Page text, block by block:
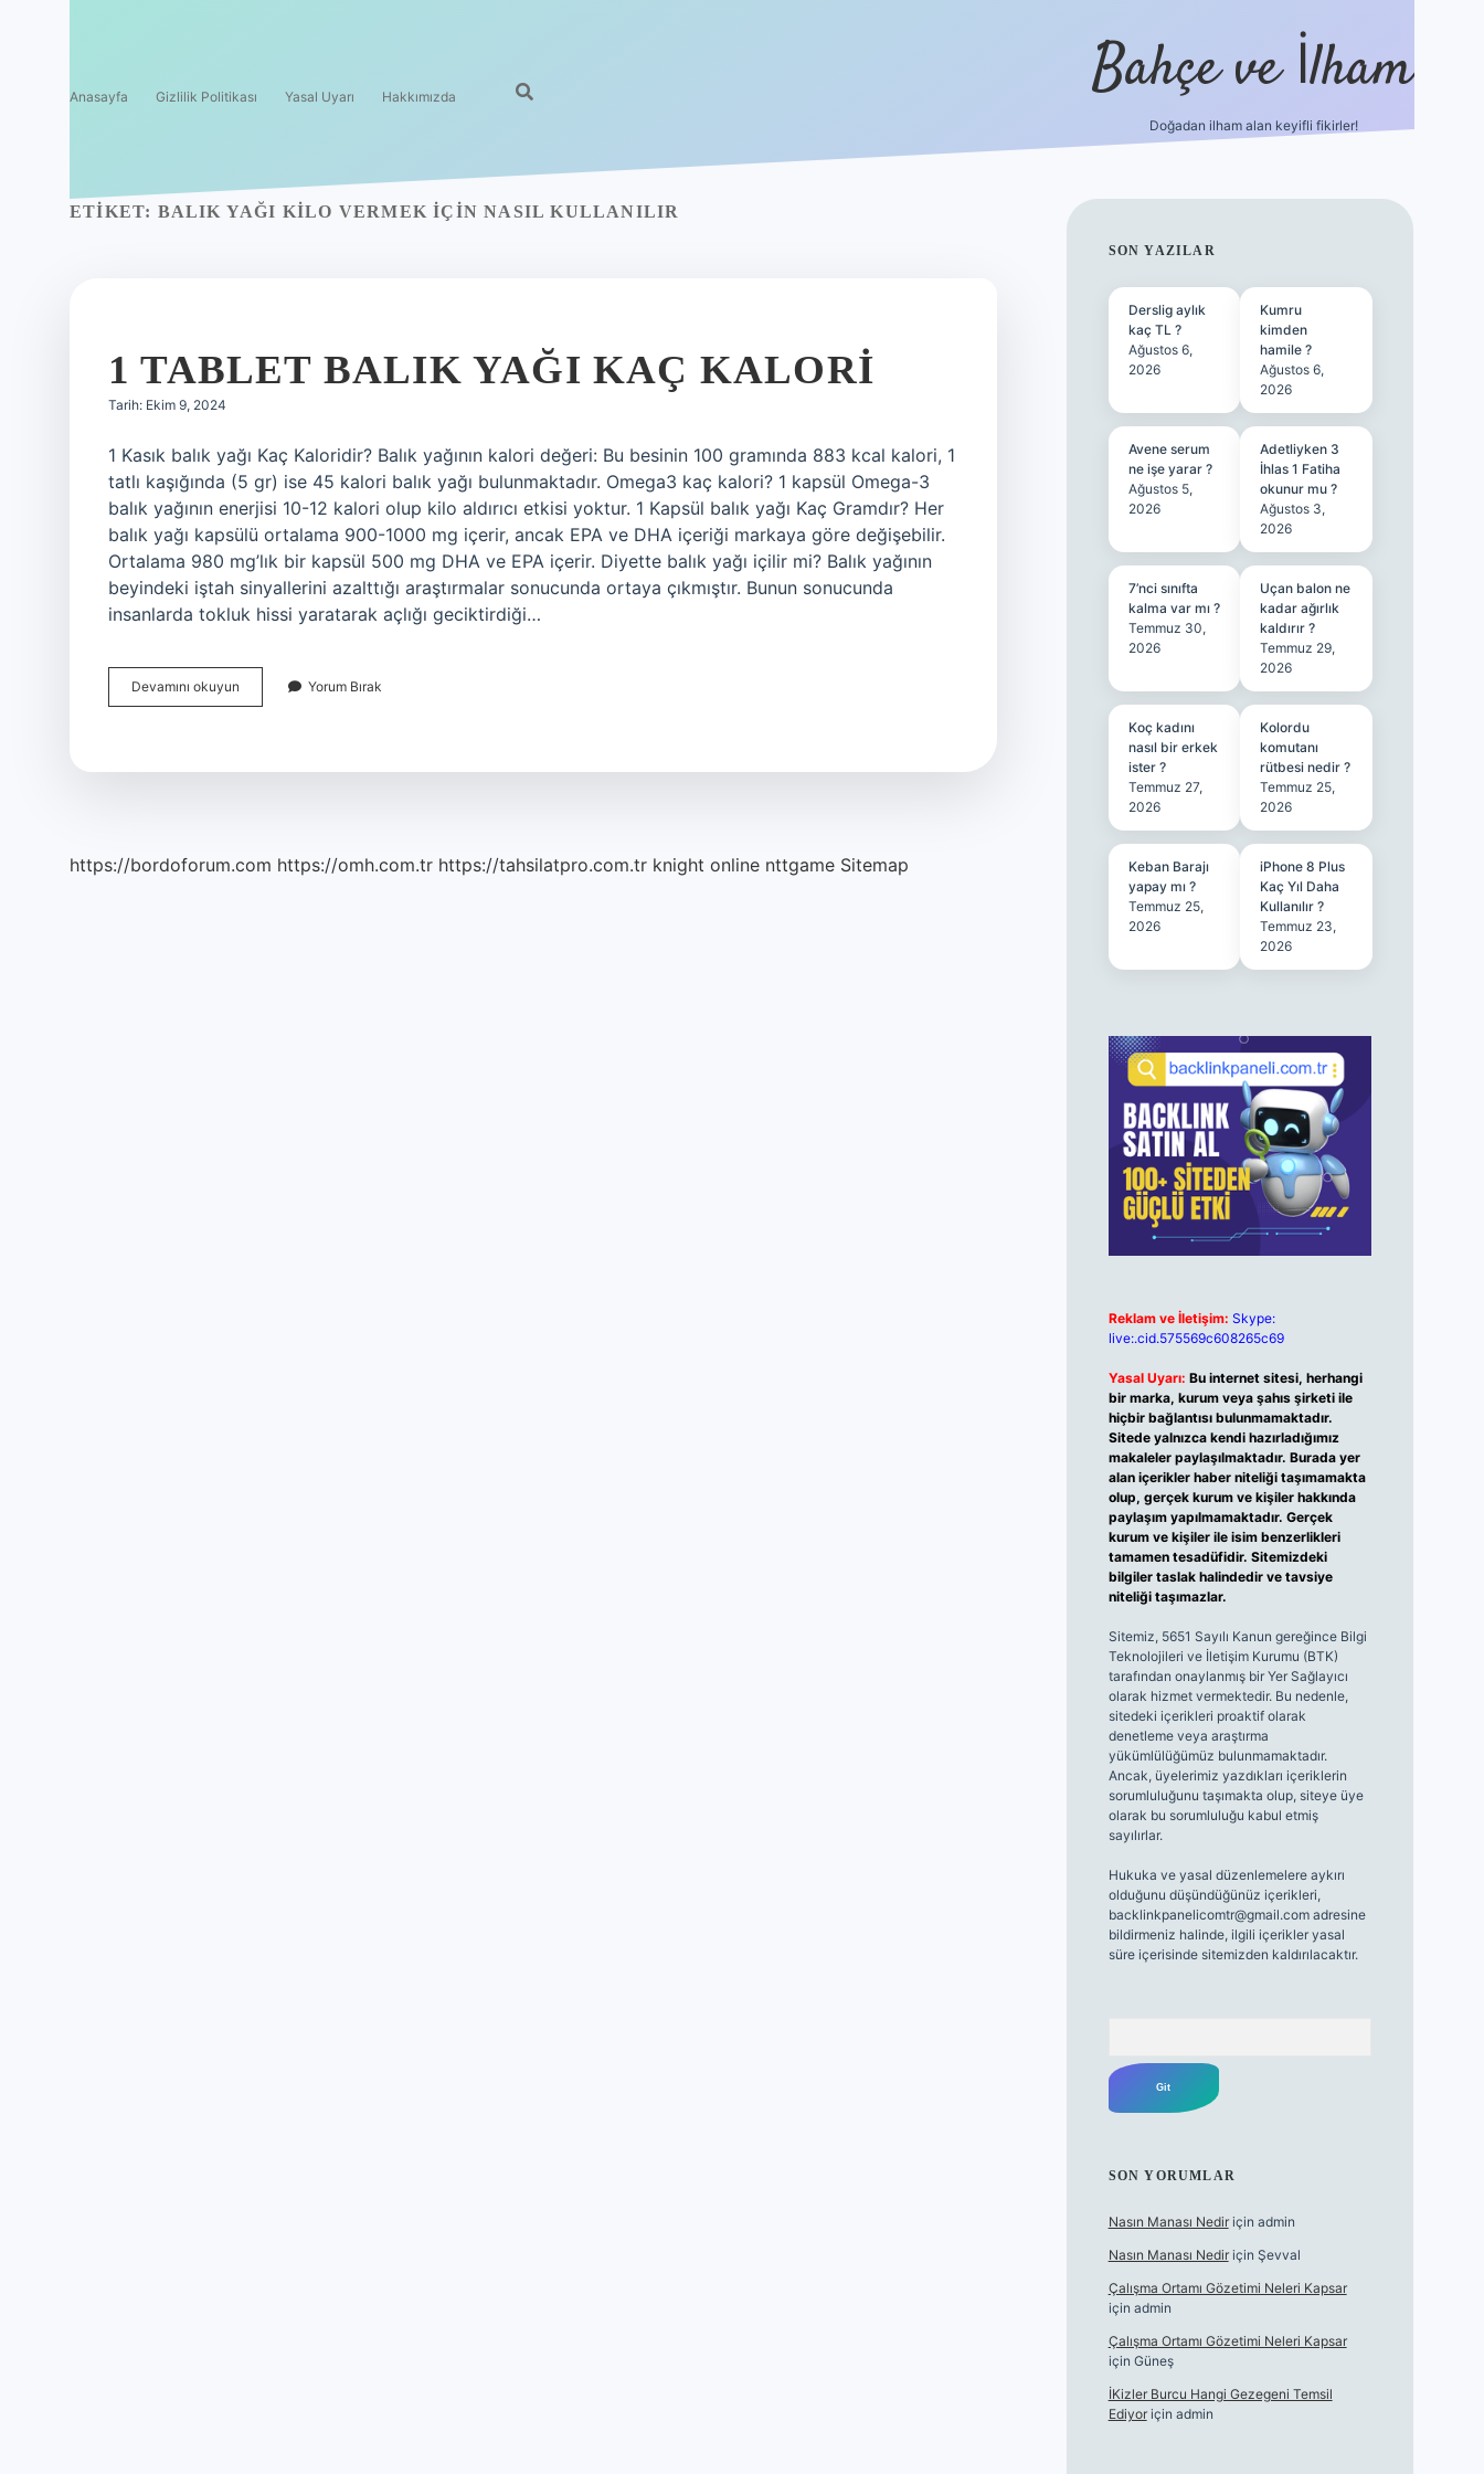
Anasayfa Gizlilik Politikası Yasal Uyarı Hakkımızda Bahçe ve İlham
Doğadan ilham alan keyifli fikirler!
ETIKET: BALIK YAĞI KILO VERMEK IÇIN NASIL KULLANILIR
1 TABLET BALIK YAĞI KAÇ KALORI
Tarih: Ekim 9, 2024
1 Kasık balık yağı Kaç Kaloridir? Balık yağının kalori değeri: Bu besinin 100 gramında 883 kcal kalori, 1
tatlı kaşığında (5 gr) ise 45 kalori balık yağı bulunmaktadır. Omega3 kaç kalori? 1 kapsül Omega-3
balık yağının enerjisi 10-12 kalori olup kilo aldırıcı etkisi yoktur. 1 Kapsül balık yağı Kaç Gramdır? Her
balık yağı kapsülü ortalama 900-1000 mg içerir, ancak EPA ve DHA içeriği markaya göre değişebilir.
Ortalama 980 mg’lık bir kapsül 500 mg DHA ve EPA içerir. Diyette balık yağı içilir mi? Balık yağının
beyindeki iştah sinyallerini azalttığı araştırmalar sonucunda ortaya çıkmıştır. Bunun sonucunda
insanlarda tokluk hissi yaratarak açlığı geciktirdiği…
Devamını okuyun
Tablet
Yorum Bırak
https://bordoforum.com https://omh.com.tr https://tahsilatpro.com.tr knight online nttgame Sitemap
SIDEBAR
SON YAZILAR
Derslig aylık
kaç TL ?
Ağustos 6,
2026
Kumru
kimden
hamile ?
Ağustos 6,
2026
Avene serum
ne işe yarar ?
Ağustos 5,
2026
Adetliyken 3
İhlas 1 Fatiha
okunur mu ?
Ağustos 3,
2026
7’nci sınıfta
kalma var mı ?
Temmuz 30,
2026
Uçan balon ne
kadar ağırlık
kaldırır ?
Temmuz 29,
2026
Koç kadını
nasıl bir erkek
ister ?
Temmuz 27,
2026
Kolordu
komutanı
rütbesi nedir ?
Temmuz 25,
2026
Keban Barajı
yapay mı ?
Temmuz 25,
2026
iPhone 8 Plus
Kaç Yıl Daha
Kullanılır ?
Temmuz 23,
2026
Reklam ve İletişim: Skype:
live:.cid.575569c608265c69
Yasal Uyarı: Bu internet sitesi, herhangi
bir marka, kurum veya şahıs şirketi ile
hiçbir bağlantısı bulunmamaktadır.
Sitede yalnızca kendi hazırladığımız
makaleler paylaşılmaktadır. Burada yer
alan içerikler haber niteliği taşımamakta
olup, gerçek kurum ve kişiler hakkında
paylaşım yapılmamaktadır. Gerçek
kurum ve kişiler ile isim benzerlikleri
tamamen tesadüfidir. Sitemizdeki
bilgiler taslak halindedir ve tavsiye
niteliği taşımazlar.
Sitemiz, 5651 Sayılı Kanun gereğince Bilgi
Teknolojileri ve İletişim Kurumu (BTK)
tarafından onaylanmış bir Yer Sağlayıcı
olarak hizmet vermektedir. Bu nedenle,
sitedeki içerikleri proaktif olarak
denetleme veya araştırma
yükümlülüğümüz bulunmamaktadır.
Ancak, üyelerimiz yazdıkları içeriklerin
sorumluluğunu taşımakta olup, siteye üye
olarak bu sorumluluğu kabul etmiş
sayılırlar.
Hukuka ve yasal düzenlemelere aykırı
olduğunu düşündüğünüz içerikleri,
backlinkpanelicomtr@gmail.comadresine
bildirmeniz halinde, ilgili içerikler yasal
süre içerisinde sitemizden kaldırılacaktır.
SON YORUMLAR
Nasın Manası Nediriçin admin
Nasın Manası Nediriçin Şevval
Çalışma Ortamı Gözetimi Neleri Kapsar
için admin
Çalışma Ortamı Gözetimi Neleri Kapsar
için Güneş
İKizler Burcu Hangi Gezegeni Temsil
Ediyoriçin admin
ilbet yeni giriş betexper